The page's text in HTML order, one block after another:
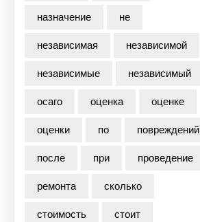
назначение
не
независимая
независимой
независимые
независимый
осаго
оценка
оценке
оценки
по
повреждений
после
при
проведение
ремонта
сколько
стоимость
стоит